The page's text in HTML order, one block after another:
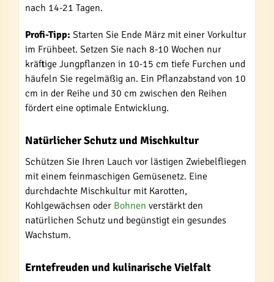
nach 14-21 Tagen.
Profi-Tipp: Starten Sie Ende März mit einer Vorkultur
im Frühbeet. Setzen Sie nach 8-10 Wochen nur
kräftige Jungpflanzen in 10-15 cm tiefe Furchen und
häufeln Sie regelmäßig an. Ein Pflanzabstand von 10
cm in der Reihe und 30 cm zwischen den Reihen
fördert eine optimale Entwicklung.
Natürlicher Schutz und Mischkultur
Schützen Sie Ihren Lauch vor lästigen Zwiebelfliegen
mit einem feinmaschigen Gemüsenetz. Eine
durchdachte Mischkultur mit Karotten,
Kohlgewächsen oder Bohnen verstärkt den
natürlichen Schutz und begünstigt ein gesundes
Wachstum.
Erntefreuden und kulinarische Vielfalt